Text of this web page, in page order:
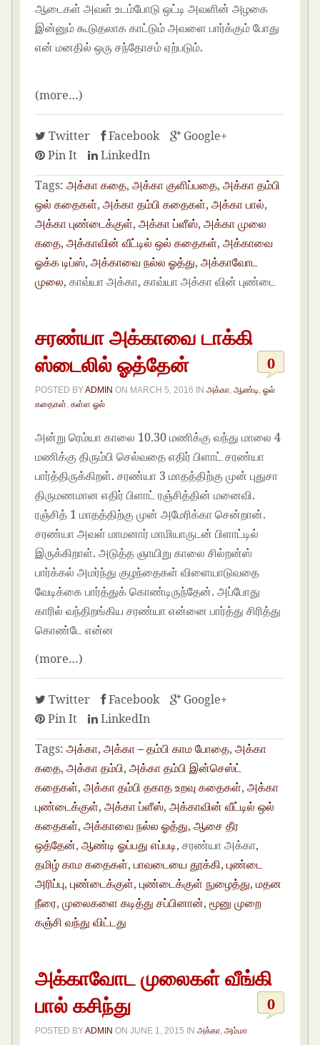
ஆடைகள் அவள் உடம்போடு ஒட்டி அவளின் அழகை
இன்னும் கூடுதலாக காட்டும் அவளை பார்க்கும் போது
என் மனதில் ஒரு சந்தோசம் ஏற்படும்.
(more…)
Twitter Facebook
Google+
Pin It
LinkedIn
Tags: அக்கா கதை,அக்கா குளிப்பதை,அக்கா தம்பி
ஒல் கதைகள்,அக்கா தம்பி கதைகள்,அக்கா பால்,
அக்கா புண்டைக்குள்,அக்கா ப்ளீஸ்,அக்கா முலை
கதை,அக்காவின் வீட்டில் ஒல் கதைகள்,அக்காவை
ஓக்க டிப்ஸ்,அக்காவை நல்ல ஓத்து,அக்காவோட
முலை, காவ்யா அக்கா, காவ்யா அக்கா வின் புண்டை
சரண்யா அக்காவை டாக்கி
ஸ்டைலில் ஓத்தேன்
0
POSTED BYADMIN ON MARCH 5, 2016 INஅக்கா ,ஆண்டி ,ஓல்
கதைகள் ,கள்ள ஓல்
அன்று ரெம்யா காலை 10.30 மணிக்கு வந்து மாலை 4
மணிக்கு திரும்பி செல்வதை எதிர் பிளாட் சரண்யா
பார்த்திருக்கிறள். சரண்யா 3 மாதத்திற்கு முன் புதுசா
திருமணமான எதிர் பிளாட் ரஞ்சித்தின் மனைவி.
ரஞ்சித் 1 மாதத்திற்கு முன் அமேரிக்கா சென்றான்.
சரண்யா அவள் மாமனார் மாமியாருடன் பிளாட்டில்
இருக்கிறாள். அடுத்த ஞாயிறு காலை சில்றன்ஸ்
பார்க்கல் அமர்ந்து குழந்தைகள் விளையாடுவதை
வேடிக்கை பார்த்துக் கொண்டிருந்தேன். அப்போது
காரில் வந்திறங்கிய சரண்யா என்னை பார்த்து சிரித்து
கொண்டே என்ன
(more…)
Twitter Facebook
Google+
Pin It
LinkedIn
Tags: அக்கா,அக்கா – தம்பி காம போதை,அக்கா
கதை,அக்கா தம்பி,அக்கா தம்பி இன்செஸ்ட்
கதைகள்,அக்கா தம்பி தகாத உறவு கதைகள்,அக்கா
புண்டைக்குள்,அக்கா ப்ளீஸ்,அக்காவின் வீட்டில் ஒல்
கதைகள்,அக்காவை நல்ல ஓத்து,ஆசை தீர
ஒத்தேன்,ஆண்டி ஓப்பது எப்படி, சரண்யா அக்கா,
தமிழ் காம கதைகள்,பாவடையை தூக்கி,புண்டை
அரிப்பு,புண்டைக்குள்,புண்டைக்குள் நுழைத்து,மதன
நீரை,முலைகளை கடித்து சப்பினான்,மூனு முறை
கஞ்சி வந்து விட்டது
அக்காவோட முலைகள் வீங்கி
பால் கசிந்து
0
POSTED BYADMIN ONJUNE 1, 2015 INஅக்கா ,அம்மா